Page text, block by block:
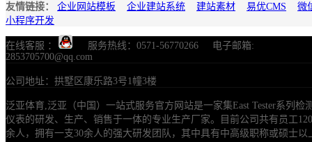
友情链接：
企业网站模板 企业建站系统 建站素材 易优CMS
微
小程序开发
在线客服 ：
服务热线：0571-56770266 电子邮箱:
2853705700@qq.com
公司地址：拱墅区康乐路3号1幢3楼
泛亚体育,泛亚（中国）一站式服务官方网站是一家集East Tester系列检
仪表的研发、生产、销售于一体的专业生产厂家。目前公司共有员工120
余人，拥有一支30余人的强大研发团队，其中具有中高级职称或硕士以